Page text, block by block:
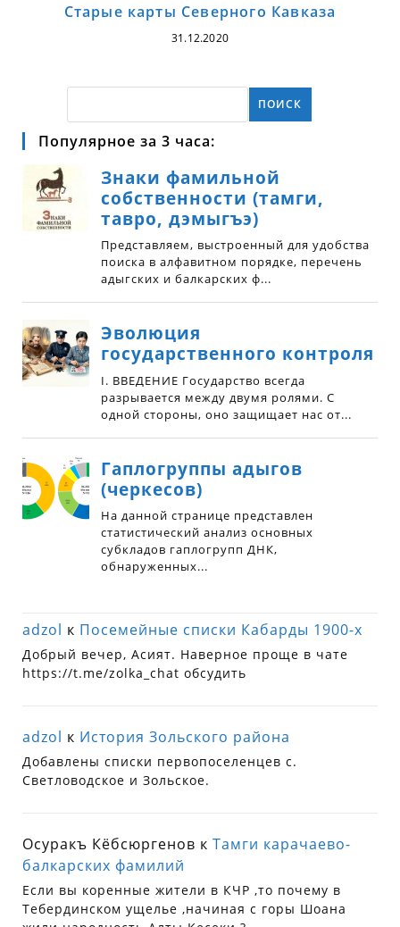
Старые карты Северного Кавказа
31.12.2020
ПОИСК
Популярное за 3 часа:
adzol к Посемейные списки Кабарды 1900-х
Добрый вечер, Асият. Наверное проще в чате
https://t.me/zolka_chat обсудить
adzol к История Зольского района
Добавлены списки первопоселенцев с.
Светловодское и Зольское.
Осуракъ Кёбсюргенов кТамги карачаево-
балкарских фамилий
Если вы коренные жители в КЧР ,то почему в
Тебердинском ущелье ,начиная с горы Шоана